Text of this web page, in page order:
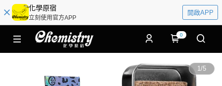
化學原宿
立刻使用官方APP
開啟APP
0
1/5